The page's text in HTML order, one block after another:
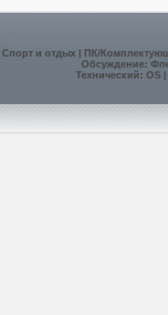
Спорт и отдых |ПК/
Обсуждение:
Технический:OS